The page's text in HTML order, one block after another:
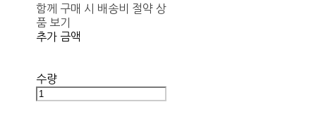
함께 구매 시 배송비 절약 상
품 보기
추가 금액
수량